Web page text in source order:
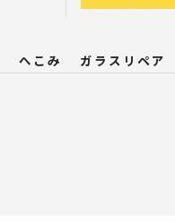
へこみ ガラスリペア